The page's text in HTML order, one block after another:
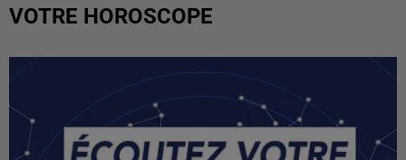
VOTRE HOROSCOPE